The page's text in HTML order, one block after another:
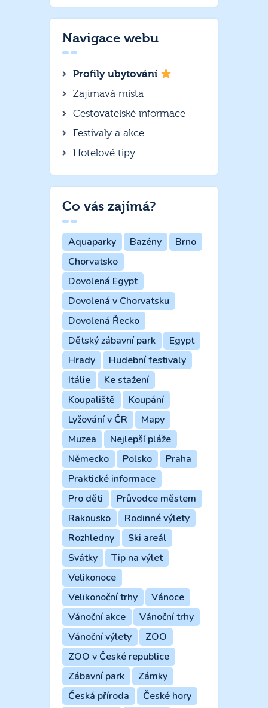
Navigace webu
Profily ubytování
Zajímavá místa
Cestovatelské informace
Festivaly a akce
Hotelové tipy
Co vás zajímá?
Aquaparky Bazény
Brno
Chorvatsko
Dovolená Egypt
Dovolená v Chorvatsku
Dovolená Řecko
Dětský zábavní park
Egypt
Hrady
Hudební festivaly
Itálie
Ke stažení
Koupaliště
Koupání
Lyžování v ČR
Mapy
Muzea
Nejlepší pláže
Německo
Polsko
Praha
Praktické informace
Pro děti
Průvodce městem
Rakousko
Rodinné výlety
Rozhledny
Ski areál
Svátky
Tip na výlet
Velikonoce
Velikonoční trhy
Vánoce
Vánoční akce
Vánoční trhy
Vánoční výlety
ZOO
ZOO v České republice
Zábavní park
Zámky
Česká příroda
České hory